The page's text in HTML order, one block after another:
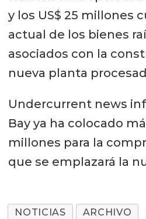
y los US$ 25 millones
actual de los bienes
asociados con la
nueva planta
Undercurrent news
Bay ya ha colocado
millones para la
que se emplazará la
NOTICIAS ARCHIVO